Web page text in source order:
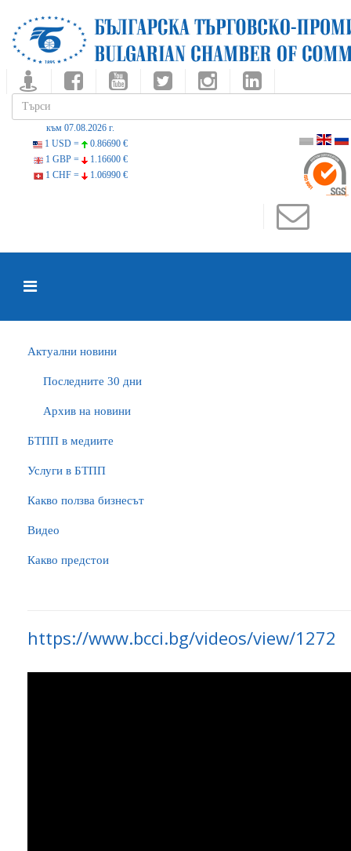
към 07.08.2026 г.
1 USD =
0.86690 €
1 GBP =
1.16600 €
1 CHF =
1.06990 €
Актуални новини
Последните 30 дни
Архив на новини
БTПП в медиите
Услуги в БТПП
Какво ползва бизнесът
Видео
Какво предстои
https://www.bcci.bg/videos/view/1272